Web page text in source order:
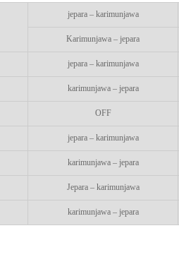
jepara – karimunjawa
Karimunjawa – jepara
jepara – karimunjawa
karimunjawa – jepara
OFF
jepara – karimunjawa
karimunjawa – jepara
Jepara – karimunjawa
karimunjawa – jepara